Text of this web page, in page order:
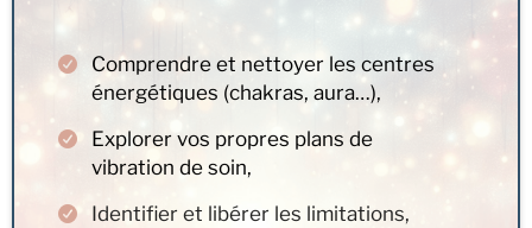
Comprendre et nettoyer les centres
énergétiques (chakras, aura…),
Explorer vos propres plans de
vibration de soin,
Identifier et libérer les limitations,